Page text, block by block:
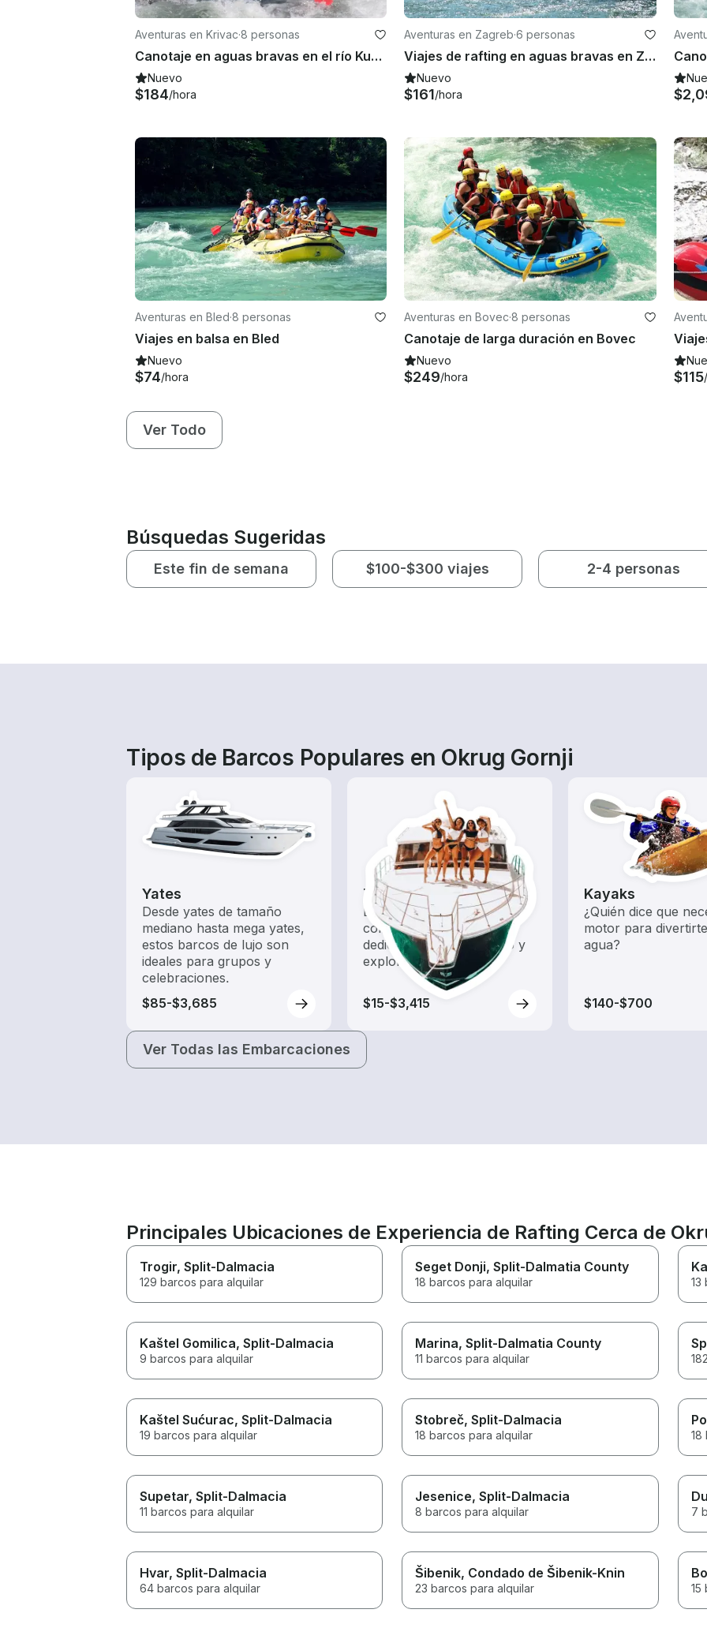
Aventuras en Krivac·8 personas
Canotaje en aguas bravas en el río Kupa - Brod na Kupi, Croacia
Nuevo
$184/hora
Aventuras en Zagreb·6 personas
Viajes de rafting en aguas bravas en Zagreb
Nuevo
$161/hora
Aventuras en Bled·8 personas
Viajes en balsa en Bled
Nuevo
$74/hora
Aventuras en Bovec·8 personas
Canotaje de larga duración en Bovec
Nuevo
$249/hora $115
Ver Todo
Búsquedas Sugeridas
Este fin de semana $100-$300 viajes 2-4 personas
Tipos de Barcos Populares en Okrug Gornji
Yates
Desde yates de tamaño
mediano hasta mega yates,
estos barcos de lujo son
ideales para grupos y
celebraciones.
$85-$3,685
Tours
Explora las aguas locales
con un alquiler de barco
dedicado a hacer turismo y
exploración.
$15-$3,415
Kayaks
¿Quién dice que
motor para
agua?
$140-$700
Ver Todas las Embarcaciones
Principales Ubicaciones de Experiencia de Rafting Cerca de
Trogir, Split-Dalmacia
129 barcos para alquilar
Seget Donji, Split-Dalmatia County
18 barcos para alquilar 13
Kaštel Gomilica, Split-Dalmacia
9 barcos para alquilar
Marina, Split-Dalmatia County
11 barcos para alquilar
Kaštel Sućurac, Split-Dalmacia
19 barcos para alquilar
Stobreč, Split-Dalmacia
18 barcos para alquilar 18
Supetar, Split-Dalmacia
11 barcos para alquilar
Jesenice, Split-Dalmacia
8 barcos para alquilar 7
Hvar, Split-Dalmacia
64 barcos para alquilar
Šibenik, Condado de Šibenik-Knin
23 barcos para alquilar 15